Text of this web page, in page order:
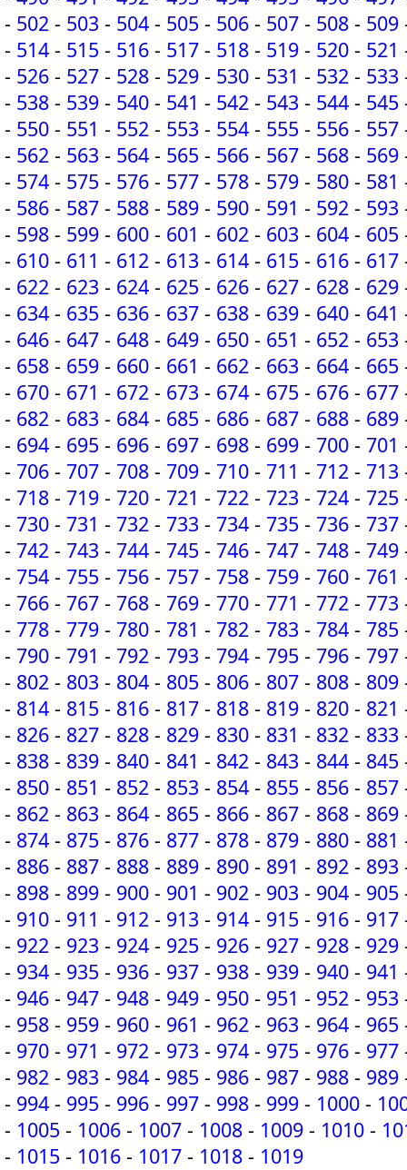
- 502 - 503 - 504 - 505 - 506 - 507 - 508 - 509
- 514 - 515 - 516 - 517 - 518 - 519 - 520 - 521
- 526 - 527 - 528 - 529 - 530 - 531 - 532 - 533
- 538 - 539 - 540 - 541 - 542 - 543 - 544 - 545
- 550 - 551 - 552 - 553 - 554 - 555 - 556 - 557
- 562 - 563 - 564 - 565 - 566 - 567 - 568 - 569
- 574 - 575 - 576 - 577 - 578 - 579 - 580 - 581
- 586 - 587 - 588 - 589 - 590 - 591 - 592 - 593
- 598 - 599 - 600 - 601 - 602 - 603 - 604 - 605
- 610 - 611 - 612 - 613 - 614 - 615 - 616 - 617
- 622 - 623 - 624 - 625 - 626 - 627 - 628 - 629
- 634 - 635 - 636 - 637 - 638 - 639 - 640 - 641
- 646 - 647 - 648 - 649 - 650 - 651 - 652 - 653
- 658 - 659 - 660 - 661 - 662 - 663 - 664 - 665
- 670 - 671 - 672 - 673 - 674 - 675 - 676 - 677
- 682 - 683 - 684 - 685 - 686 - 687 - 688 - 689
- 694 - 695 - 696 - 697 - 698 - 699 - 700 - 701
- 706 - 707 - 708 - 709 - 710 - 711 - 712 - 713
- 718 - 719 - 720 - 721 - 722 - 723 - 724 - 725
- 730 - 731 - 732 - 733 - 734 - 735 - 736 - 737
- 742 - 743 - 744 - 745 - 746 - 747 - 748 - 749
- 754 - 755 - 756 - 757 - 758 - 759 - 760 - 761
- 766 - 767 - 768 - 769 - 770 - 771 - 772 - 773
- 778 - 779 - 780 - 781 - 782 - 783 - 784 - 785
- 790 - 791 - 792 - 793 - 794 - 795 - 796 - 797
- 802 - 803 - 804 - 805 - 806 - 807 - 808 - 809
- 814 - 815 - 816 - 817 - 818 - 819 - 820 - 821
- 826 - 827 - 828 - 829 - 830 - 831 - 832 - 833
- 838 - 839 - 840 - 841 - 842 - 843 - 844 - 845
- 850 - 851 - 852 - 853 - 854 - 855 - 856 - 857
- 862 - 863 - 864 - 865 - 866 - 867 - 868 - 869
- 874 - 875 - 876 - 877 - 878 - 879 - 880 - 881
- 886 - 887 - 888 - 889 - 890 - 891 - 892 - 893
- 898 - 899 - 900 - 901 - 902 - 903 - 904 - 905
- 910 - 911 - 912 - 913 - 914 - 915 - 916 - 917
- 922 - 923 - 924 - 925 - 926 - 927 - 928 - 929
- 934 - 935 - 936 - 937 - 938 - 939 - 940 - 941
- 946 - 947 - 948 - 949 - 950 - 951 - 952 - 953
- 958 - 959 - 960 - 961 - 962 - 963 - 964 - 965
- 970 - 971 - 972 - 973 - 974 - 975 - 976 - 977
- 982 - 983 - 984 - 985 - 986 - 987 - 988 - 989
- 994 - 995 - 996 - 997 - 998 - 999 - 1000 -
- 1005 - 1006 - 1007 - 1008 - 1009 - 1010 -
- 1015 - 1016 - 1017 - 1018 - 1019